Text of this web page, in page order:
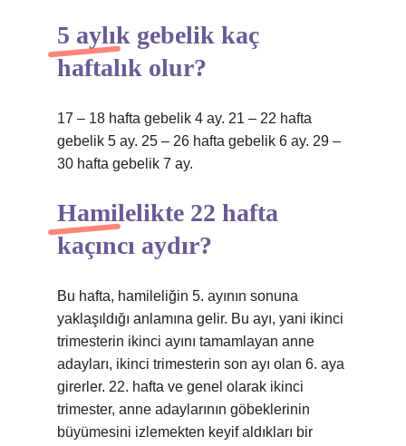
5 aylık gebelik kaç
haftalık olur?
17 – 18 hafta gebelik 4 ay. 21 – 22 hafta
gebelik 5 ay. 25 – 26 hafta gebelik 6 ay. 29 –
30 hafta gebelik 7 ay.
Hamilelikte 22 hafta
kaçıncı aydır?
Bu hafta, hamileliğin 5. ayının sonuna
yaklaşıldığı anlamına gelir. Bu ayı, yani ikinci
trimesterin ikinci ayını tamamlayan anne
adayları, ikinci trimesterin son ayı olan 6. aya
girerler. 22. hafta ve genel olarak ikinci
trimester, anne adaylarının göbeklerinin
büyümesini izlemekten keyif aldıkları bir